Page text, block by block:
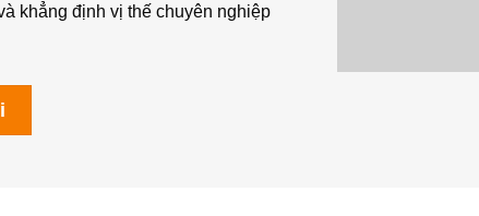
khẳng định vị thế chuyên nghiệp